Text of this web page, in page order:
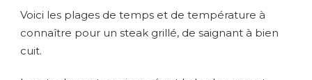
Voici les plages de temps et de température à
connaître pour un steak grillé, de saignant à bien
cuit.